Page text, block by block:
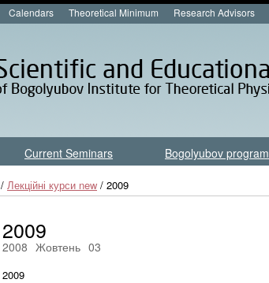
Calendars Theoretical Minimum Research Advisors
Current Seminars Bogolyubov program
/ Лекційні курси new / 2009
2009
2008 Жовтень 03
2009